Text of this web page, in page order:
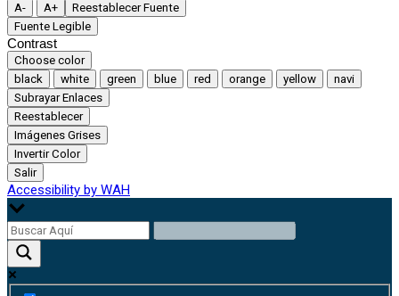
A- A+
Reestablecer Fuente
Fuente Legible
Contrast
Choose color
black
white green blue red orange yellow
navi
Subrayar Enlaces
Reestablecer
Imágenes Grises
Invertir Color
Salir
Accessibility by WAH